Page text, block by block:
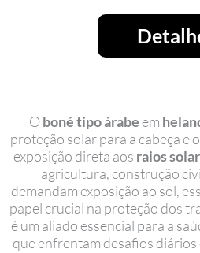
Oboné tipo árabe em
proteção solar para a cabeça e
exposição direta aos raios
agricultura, construção
demandam exposição ao sol,
papel crucial na proteção dos
é um aliado essencial para a
que enfrentam desafios diários